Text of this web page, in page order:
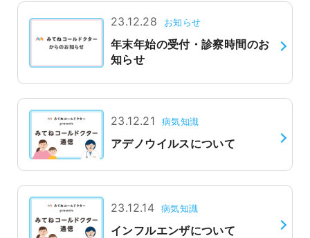
お知らせ
よくあるご質問
23.12.28 お知らせ
年末年始の受付・診察時間のお
知らせ
23.12.21 病気知識
アデノウイルスについて
23.12.14 病気知識
インフルエンザについて